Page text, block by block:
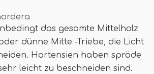
das gesamte Mittelholz
dünne Mitte -Triebe, die Licht
Hortensien haben spröde
leicht zu beschneiden sind.